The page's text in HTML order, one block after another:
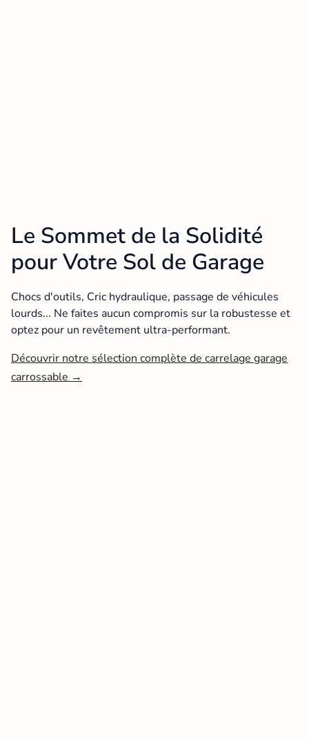
Le Sommet de la Solidité
pour Votre Sol de Garage
Chocs d'outils, Cric hydraulique, passage de véhicules
lourds... Ne faites aucun compromis sur la robustesse et
optez pour un revêtement ultra-performant.
Découvrir notre sélection complète de carrelage garage
carrossable →